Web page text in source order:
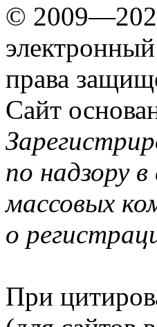
©
права
Сайт
по надзору
массовых
о
При